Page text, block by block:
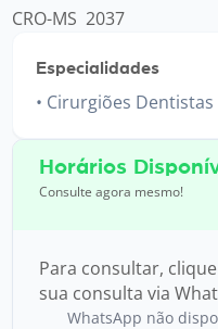
CRO-MS 2037
Especialidades
Cirurgiões Dentistas
Horários
Consulte agora mesmo!
Para consultar,
sua consulta via
WhatsApp não